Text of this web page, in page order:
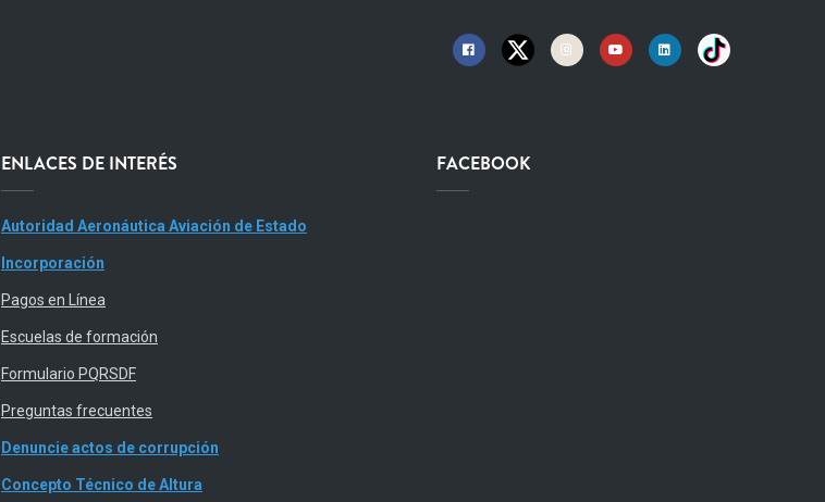
ENLACES DE INTERÉS
Autoridad Aeronáutica Aviación de Estado
Incorporación
Pagos en Línea
Escuelas de formación
Formulario PQRSDF
Preguntas frecuentes
Denuncie actos de corrupción
Concepto Técnico de Altura
FACEBOOK